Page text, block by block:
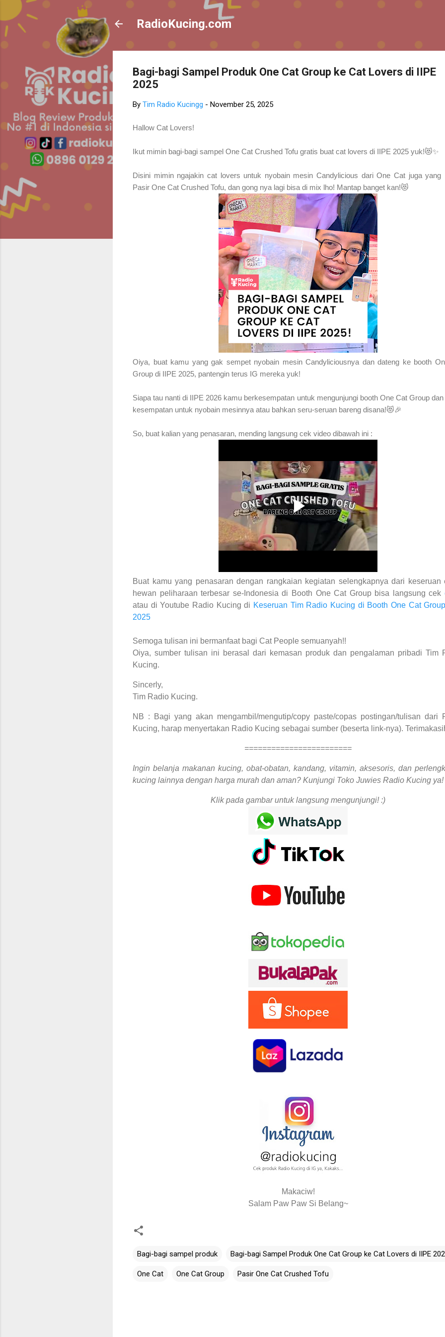
RadioKucing.com
Bagi-bagi Sampel Produk One Cat Group ke Cat Lovers di IIPE
2025
By Tim Radio Kucingg - November 25, 2025
Hallow Cat Lovers!
Ikut mimin bagi-bagi sampel One Cat Crushed Tofu gratis buat cat lovers di IIPE 2025 yuk!😻✨
Disini mimin ngajakin cat lovers untuk nyobain mesin Candylicious dari One Cat juga yang
Pasir One Cat Crushed Tofu, dan gong nya lagi bisa di mix lho! Mantap banget kan!😻
Oiya, buat kamu yang gak sempet nyobain mesin Candyliciousnya dan dateng ke booth
Group di IIPE 2025, pantengin terus IG mereka yuk!
Siapa tau nanti di IIPE 2026 kamu berkesempatan untuk mengunjungi booth One Cat Group dan
kesempatan untuk nyobain mesinnya atau bahkan seru-seruan bareng disana!😻🎉
So, buat kalian yang penasaran, mending langsung cek video dibawah ini :
Buat kamu yang penasaran dengan rangkaian kegiatan selengkapnya dari keseruan
hewan peliharaan terbesar se-Indonesia di Booth One Cat Group bisa langsung cek
atau di Youtube Radio Kucing di Keseruan Tim Radio Kucing di Booth One Cat
2025
Semoga tulisan ini bermanfaat bagi Cat People semuanyah!!
Oiya, sumber tulisan ini berasal dari kemasan produk dan pengalaman pribadi Tim
Kucing.
Sincerly,
Tim Radio Kucing.
NB : Bagi yang akan mengambil/mengutip/copy paste/copas postingan/tulisan dari
Kucing, harap menyertakan Radio Kucing sebagai sumber (beserta link-nya).
========================
Ingin belanja makanan kucing, obat-obatan, kandang, vitamin, aksesoris, dan
kucing lainnya dengan harga murah dan aman? Kunjungi Toko Juwies Radio Kucing ya!
Klik pada gambar untuk langsung mengunjungi! :)
Makaciw!
Salam Paw Paw Si Belang~
Bagi-bagi sampel produk Bagi-bagi Sampel Produk One Cat Group ke Cat Lovers di IIPE
One Cat One Cat Group Pasir One Cat Crushed Tofu